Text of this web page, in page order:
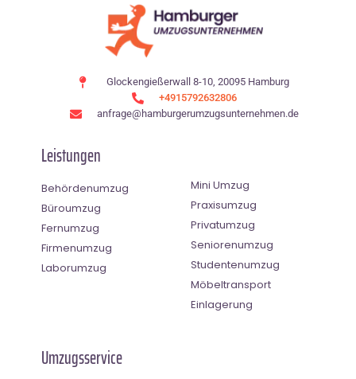
Glockengießerwall 8-10, 20095 Hamburg
+4915792632806
anfrage@hamburgerumzugsunternehmen.de
Leistungen
Behördenumzug
Büroumzug
Fernumzug
Firmenumzug
Laborumzug
Mini Umzug
Praxisumzug
Privatumzug
Seniorenumzug
Studentenumzug
Möbeltransport
Einlagerung
Umzugsservice